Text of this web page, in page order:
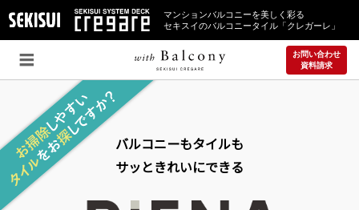
マンションバルコニーを美しく彩る
セキスイのバルコニータイル「クレガーレ」
お問い合わせ
資料請求
バルコニーもタイルも
サッときれいにできる